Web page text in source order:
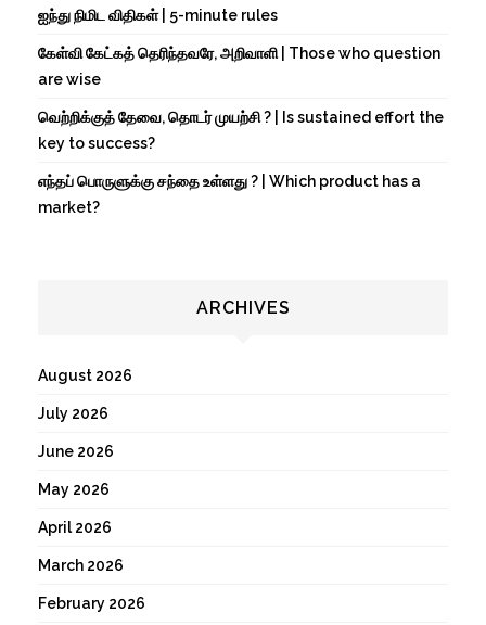
ஐந்து நிமிட விதிகள் | 5-minute rules
கேள்வி கேட்கத் தெரிந்தவரே, அறிவாளி | Those who question
are wise
வெற்றிக்குத் தேவை, தொடர் முயற்சி ? | Is sustained effort the
key to success?
எந்தப் பொருளுக்கு சந்தை உள்ளது ? | Which product has a
market?
ARCHIVES
August 2026
July 2026
June 2026
May 2026
April 2026
March 2026
February 2026